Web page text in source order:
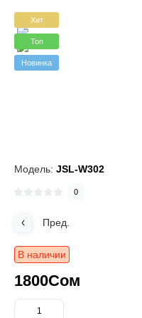
Хит
Топ
Новинка
Модель: JSL-W302
0
Пред.
В наличии
1800Сом